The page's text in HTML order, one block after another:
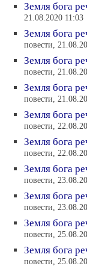
Земля бога
21.08.2020 11:03
Земля бога
повести,
Земля бога
повести,
Земля бога
повести,
Земля бога
повести,
Земля бога
повести,
Земля бога
повести,
Земля бога
повести,
Земля бога
повести,
Земля бога
повести,